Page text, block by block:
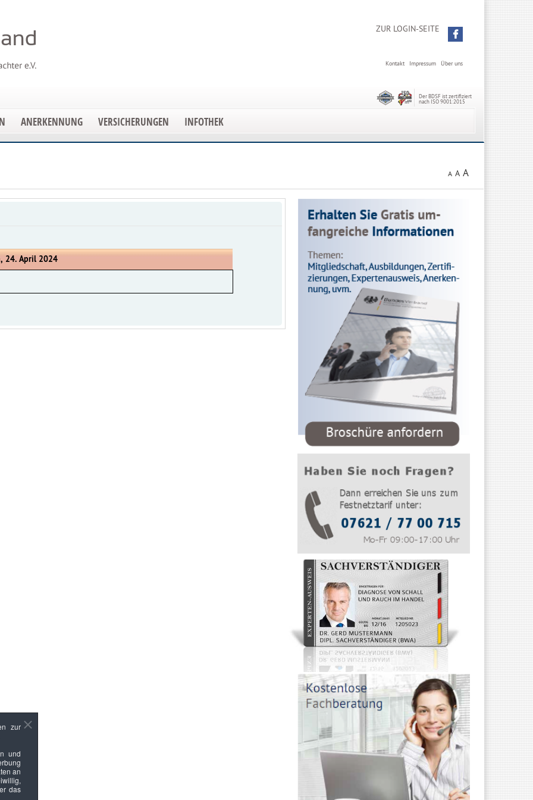
ZUR LOGIN-SEITE
Über uns
Impressum
Kontakt
Der BDSF ist zertifiziert
nach ISO 9001:2015
ANERKENNUNG VERSICHERUNGEN INFOTHEK
A A A
24. April 2024
zur
und
an
das